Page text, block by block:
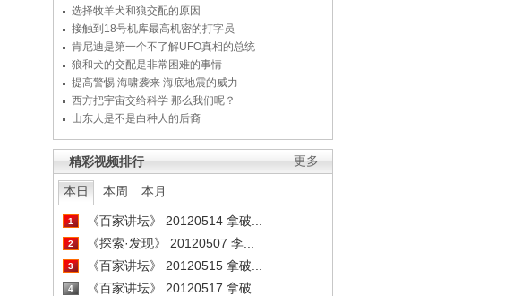
选择牧羊犬和狼交配的原因
接触到18号机库最高机密的打字员
肯尼迪是第一个不了解UFO真相的总统
狼和犬的交配是非常困难的事情
提高警惕 海啸袭来 海底地震的威力
西方把宇宙交给科学 那么我们呢？
山东人是不是白种人的后裔
更多
精彩视频排行
本日 本周 本月
1 《百家讲坛》 20120514 拿破...
2 《探索·发现》 20120507 李...
3 《百家讲坛》 20120515 拿破...
4 《百家讲坛》 20120517 拿破...